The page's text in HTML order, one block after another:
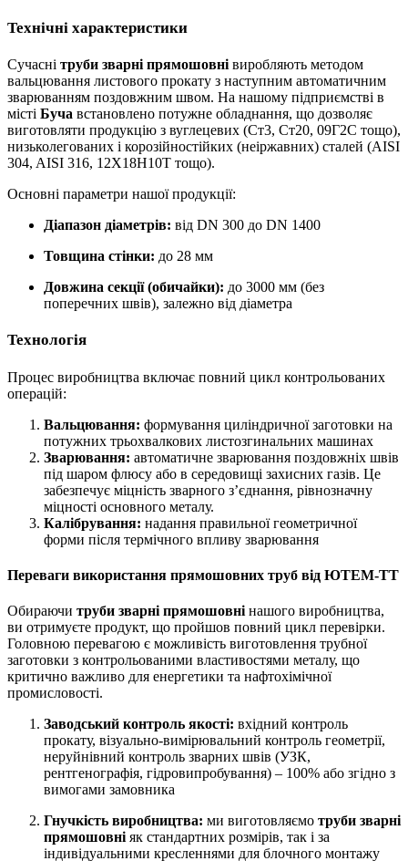
Технічні характеристики
Сучасні труби зварні прямошовні виробляють методом
вальцювання листового прокату з наступним автоматичним
зварюванням поздовжним швом. На нашому підприємстві в
місті Буча встановлено потужне обладнання, що дозволяє
виготовляти продукцію з вуглецевих (Ст3, Ст20, 09Г2С тощо),
низьколегованих і корозійностійких (неіржавних) сталей (AISI
304, AISI 316, 12Х18Н10Т тощо).
Основні параметри нашої продукції:
Діапазон діаметрів: від DN 300 до DN 1400
Товщина стінки: до 28 мм
Довжина секції (обичайки): до 3000 мм (без
поперечних швів), залежно від діаметра
Технологія
Процес виробництва включає повний цикл контрольованих
операцій:
Вальцювання: формування циліндричної заготовки на
потужних трьохвалкових листозгинальних машинах
Зварювання: автоматичне зварювання поздовжніх швів
під шаром флюсу або в середовищі захисних газів. Це
забезпечує міцність зварного з’єднання, рівнозначну
міцності основного металу.
Калібрування: надання правильної геометричної
форми після термічного впливу зварювання
Переваги використання прямошовних труб від ЮТЕМ-ТТ
Обираючи труби зварні прямошовні нашого виробництва,
ви отримуєте продукт, що пройшов повний цикл перевірки.
Головною перевагою є можливість виготовлення трубної
заготовки з контрольованими властивостями металу, що
критично важливо для енергетики та нафтохімічної
промисловості.
Заводський контроль якості: вхідний контроль
прокату, візуально-вимірювальний контроль геометрії,
неруйнівний контроль зварних швів (УЗК,
рентгенографія, гідровипробування) – 100% або згідно з
вимогами замовника
Гнучкість виробництва: ми виготовляємо труби зварні
прямошовні як стандартних розмірів, так і за
індивідуальними кресленнями для блочного монтажу